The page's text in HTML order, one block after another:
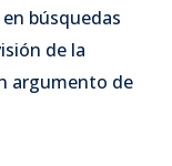
búsquedas
de la
argumento de